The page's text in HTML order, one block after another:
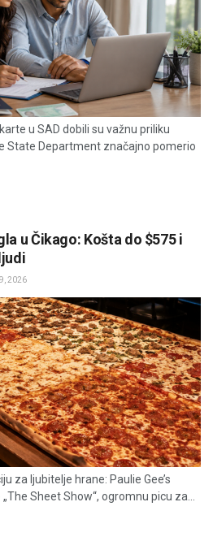
u SAD dobili su važnu priliku
State Department značajno pomerio
u Čikago: Košta do $575 i
2026
za ljubitelje hrane: Paulie Gee’s
Sheet Show“, ogromnu picu za...